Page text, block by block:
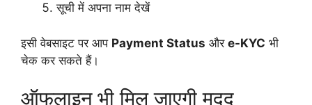
सूची में अपना नाम देखें
इसी वेबसाइट पर आप Payment Status और e-KYC भी
चेक कर सकते हैं।
ऑफलाइन भी मिल जाएगी मदद